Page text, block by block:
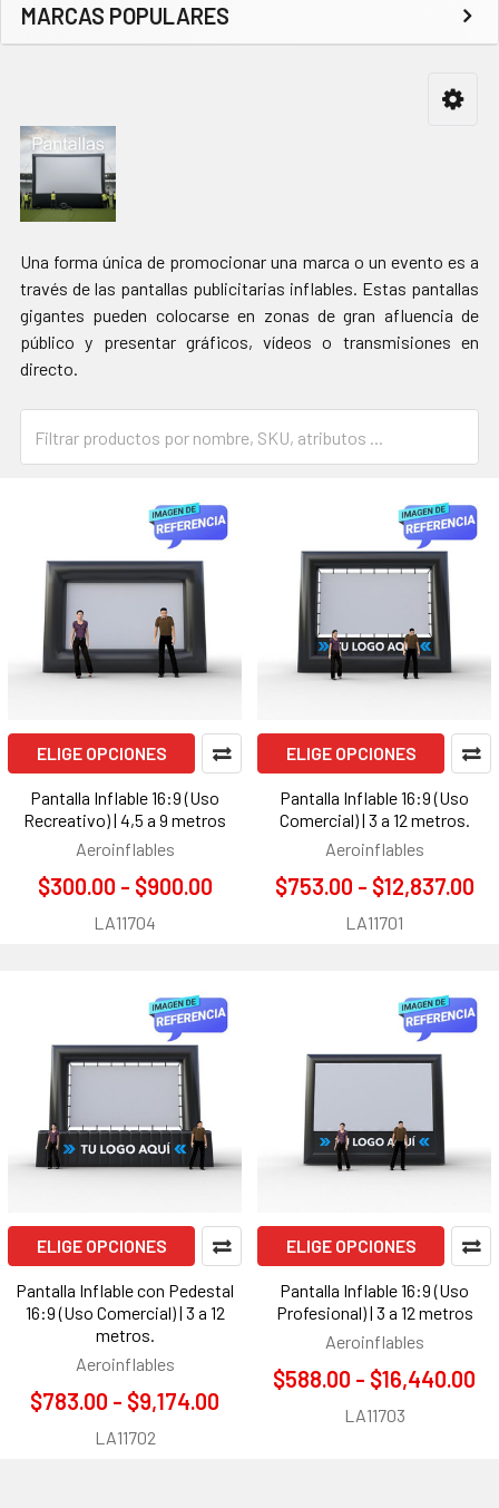
Barra
MARCAS POPULARES
Una forma única de promocionar una marca o un evento es a
través de las pantallas publicitarias inflables. Estas pantallas
gigantes pueden colocarse en zonas de gran afluencia de
público y presentar gráficos, vídeos o transmisiones en
directo.
ELIGE OPCIONES
Pantalla Inflable 16:9 (Uso
Recreativo) | 4,5 a 9 metros
Aeroinflables
$300.00 - $900.00
LA11704
ELIGE OPCIONES
Pantalla Inflable 16:9 (Uso
Comercial) | 3 a 12 metros.
Aeroinflables
$753.00 - $12,837.00
LA11701
ELIGE OPCIONES
Pantalla Inflable con Pedestal
16:9 (Uso Comercial) | 3 a 12
metros.
Aeroinflables
$783.00 - $9,174.00
LA11702
ELIGE OPCIONES
Pantalla Inflable 16:9 (Uso
Profesional) | 3 a 12 metros
Aeroinflables
$588.00 - $16,440.00
LA11703